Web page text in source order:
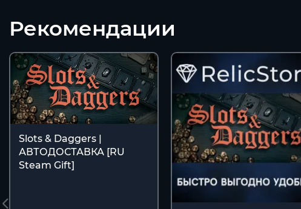
Рекомендации
Slots & Daggers |
АВТОДОСТАВКА [RU
Steam Gift]